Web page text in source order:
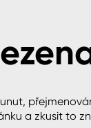
a zkusit to